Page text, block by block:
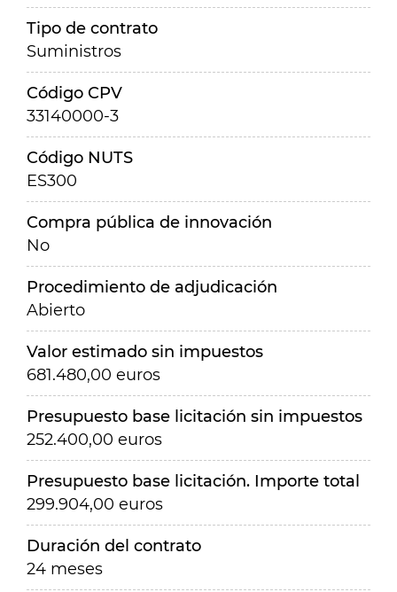
Tipo de contrato
Suministros
Código CPV
33140000-3
Código NUTS
ES300
Compra pública de innovación
No
Procedimiento de adjudicación
Abierto
Valor estimado sin impuestos
681.480,00 euros
Presupuesto base licitación sin impuestos
252.400,00 euros
Presupuesto base licitación. Importe total
299.904,00 euros
Duración del contrato
24 meses